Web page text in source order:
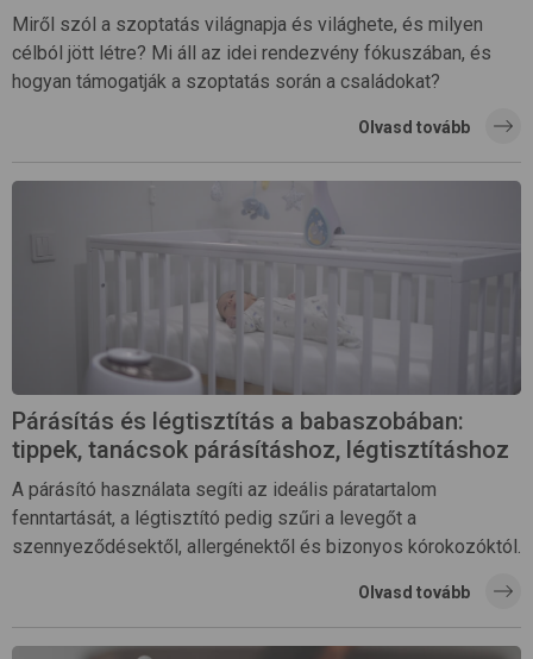
Miről szól a szoptatás világnapja és világhete, és milyen
célból jött létre? Mi áll az idei rendezvény fókuszában, és
hogyan támogatják a szoptatás során a családokat?
Olvasd tovább
Párásítás és légtisztítás a babaszobában:
tippek, tanácsok párásításhoz, légtisztításhoz
A párásító használata segíti az ideális páratartalom
fenntartását, a légtisztító pedig szűri a levegőt a
szennyeződésektől, allergénektől és bizonyos kórokozóktól.
Olvasd tovább